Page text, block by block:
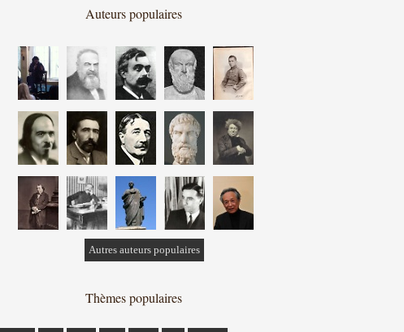
Auteurs populaires
Autres auteurs populaires
Thèmes populaires